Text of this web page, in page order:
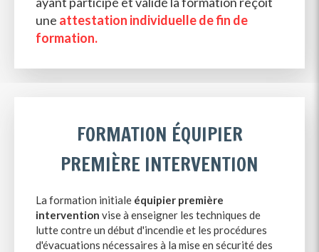
une attestation individuelle de fin de
formation.
FORMATION ÉQUIPIER
PREMIÈRE INTERVENTION
La formation initiale équipier première
intervention vise à enseigner les techniques de
lutte contre un début d'incendie et les procédures
d'évacuations nécessaires à la mise en sécurité des